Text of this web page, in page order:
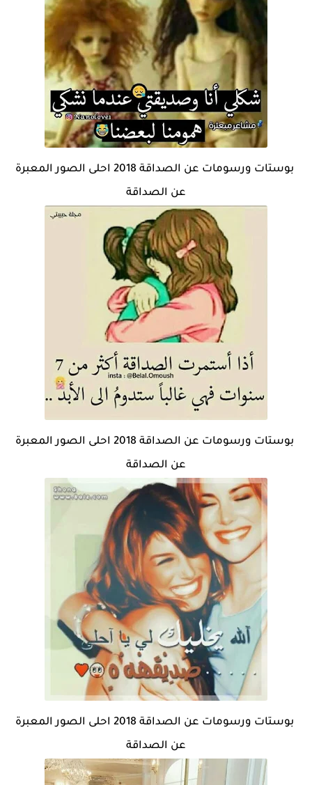
بوستات ورسومات عن الصداقة 2018 احلى الصور المعبرة
عن الصداقة
بوستات ورسومات عن الصداقة 2018 احلى الصور المعبرة
عن الصداقة
بوستات ورسومات عن الصداقة 2018 احلى الصور المعبرة
عن الصداقة